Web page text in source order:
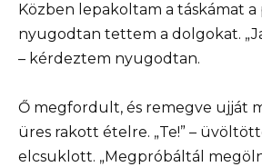
Közben lepakoltam a táskámat a
nyugodtan tettem a dolgokat.
– kérdeztem nyugodtan.
Ő megfordult, és remegve ujját
üres rakott ételre. „Te!” –
elcsuklott. „Megpróbáltál